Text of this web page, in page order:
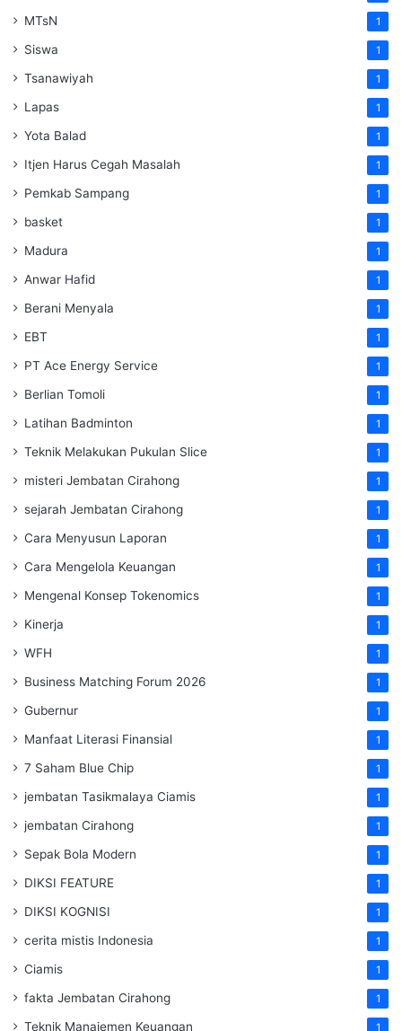
MTsN 1
Siswa 1
Tsanawiyah 1
Lapas 1
Yota Balad 1
Itjen Harus Cegah Masalah 1
Pemkab Sampang 1
basket 1
Madura 1
Anwar Hafid 1
Berani Menyala 1
EBT 1
PT Ace Energy Service 1
Berlian Tomoli 1
Latihan Badminton 1
Teknik Melakukan Pukulan Slice 1
misteri Jembatan Cirahong 1
sejarah Jembatan Cirahong 1
Cara Menyusun Laporan 1
Cara Mengelola Keuangan 1
Mengenal Konsep Tokenomics 1
Kinerja 1
WFH 1
Business Matching Forum 2026 1
Gubernur 1
Manfaat Literasi Finansial 1
7 Saham Blue Chip 1
jembatan Tasikmalaya Ciamis 1
jembatan Cirahong 1
Sepak Bola Modern 1
DIKSI FEATURE 1
DIKSI KOGNISI 1
cerita mistis Indonesia 1
Ciamis 1
fakta Jembatan Cirahong 1
Teknik Manajemen Keuangan 1